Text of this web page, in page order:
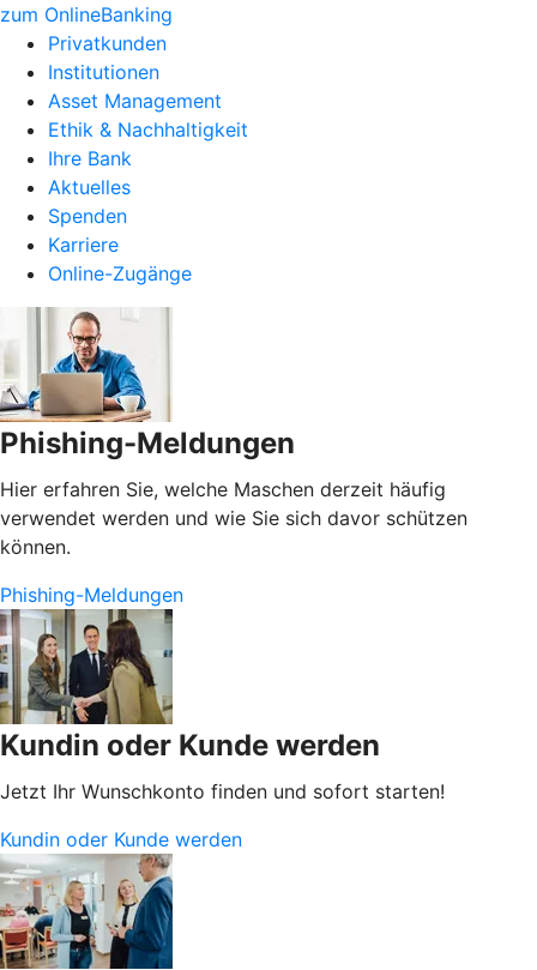
zum OnlineBanking
Privatkunden
Institutionen
Asset Management
Ethik & Nachhaltigkeit
Ihre Bank
Aktuelles
Spenden
Karriere
Online-Zugänge
Phishing-Meldungen
Hier erfahren Sie, welche Maschen derzeit häufig
verwendet werden und wie Sie sich davor schützen
können.
Phishing-Meldungen
Kundin oder Kunde werden
Jetzt Ihr Wunschkonto finden und sofort starten!
Kundin oder Kunde werden